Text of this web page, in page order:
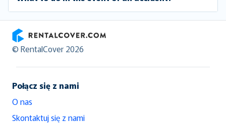
RentalCover
© RentalCover 2026
Połącz się z nami
O nas
Skontaktuj się z nami